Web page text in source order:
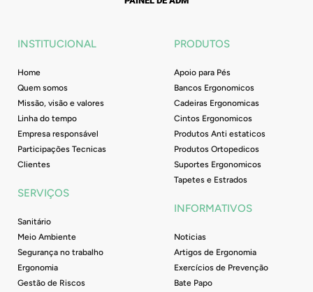
e
i
INSTITUCIONAL
Home
Quem somos
Missão, visão e valores
Linha do tempo
Empresa responsável
Participações Tecnicas
Clientes
SERVIÇOS
Sanitário
Meio Ambiente
Segurança no trabalho
Ergonomia
Gestão de Riscos
PRODUTOS
Apoio para Pés
Bancos Ergonomicos
Cadeiras Ergonomicas
Cintos Ergonomicos
Produtos Anti estaticos
Produtos Ortopedicos
Suportes Ergonomicos
Tapetes e Estrados
INFORMATIVOS
Noticias
Artigos de Ergonomia
Exercícios de Prevenção
Bate Papo